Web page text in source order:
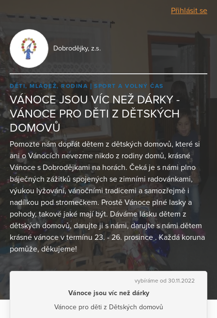
Přihlásit se
Dobrodějky, z.s.
DĚTI, MLÁDEŽ, RODINA SPORT A VOLNÝ ČAS
VÁNOCE JSOU VÍC NEŽ DÁRKY -
VÁNOCE PRO DĚTI Z DĚTSKÝCH
DOMOVŮ
Pomozte nám dopřát dětem z dětských domovů, které si
ani o Vánocích nevezme nikdo z rodiny domů, krásné
Vánoce s Dobrodějkami na horách. Čeká je s námi plno
báječných zážitků spojených se zimními radovánkami,
výukou lyžování, vánočními tradicemi a samozřejmě i
nadílkou pod stromečkem. Prostě Vánoce plné lasky a
pohody, takové jaké mají být. Dáváme lásku dětem z
dětských domovů, darujte ji s námi, darujte s námi dětem
krásné vánoce v termínu 23. - 26. prosince . Každá koruna
pomůže, děkujeme!
vybíráme od 30.11.2022
Vánoce jsou víc než dárky
Vánoce pro děti z Dětských domovů